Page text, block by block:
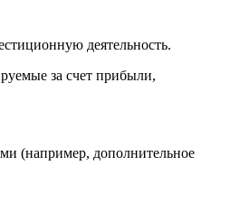
деятельность.
за счет прибыли,
(например, дополнительное